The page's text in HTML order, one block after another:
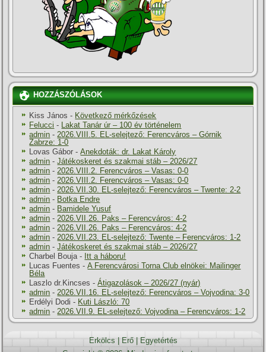
HOZZÁSZÓLÁSOK
Kiss János - Következő mérkőzések
Felucci - Lakat Tanár úr – 100 év történelem
admin -2026.VIII.5. EL-selejtező: Ferencváros – Górnik
Zabrze: 1-0
Lovas Gábor -Anekdoták: dr. Lakat Károly
admin -Játékoskeret és szakmai stáb – 2026/27
admin -2026.VIII.2. Ferencváros – Vasas: 0-0
admin -2026.VIII.2. Ferencváros – Vasas: 0-0
admin -2026.VII.30. EL-selejtező: Ferencváros – Twente: 2-2
admin - Botka Endre
admin - Bamidele Yusuf
admin -2026.VII.26. Paks – Ferencváros: 4-2
admin -2026.VII.26. Paks – Ferencváros: 4-2
admin -2026.VII.23. EL-selejtező: Twente – Ferencváros: 1-2
admin -Játékoskeret és szakmai stáb – 2026/27
Charbel Bouja- Itt a háboru!
Lucas Fuentes -A Ferencvárosi Torna Club elnökei: Mailinger
Béla
Laszlo dr.Kincses -Átigazolások – 2026/27 (nyár)
admin -2026.VII.16. EL-selejtező: Ferencváros – Vojvodina: 3-0
Erdélyi Dodi - Kuti László: 70
admin -2026.VII.9. EL-selejtező: Vojvodina – Ferencváros: 1-2
Erkölcs | Erő| Egyetértés